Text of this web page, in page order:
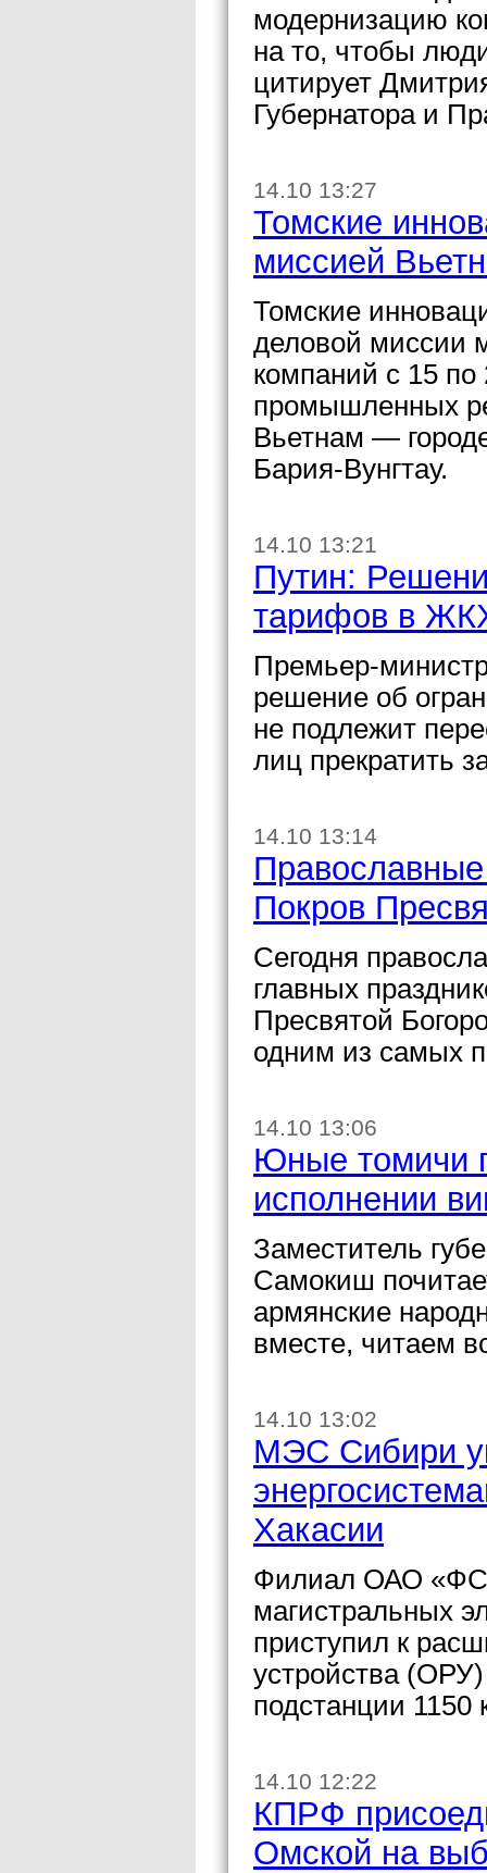
модернизацию
на то, чтобы
цитирует
Губернатора и
14.10 13:27
Томские
миссией
Томские
деловой миссии
компаний с 15 по
промышленных
Вьетнам —
Бария-Вунгтау.
14.10 13:21
Путин:
тарифов в
Премьер-
решение об
не подлежит
лиц прекратить
14.10 13:14
Покров
Сегодня
главных
Пресвятой
одним из самых
14.10 13:06
Юные томичи
исполнении
Заместитель
Самокиш
армянские
вместе, читаем
14.10 13:02
МЭС Сибири
Хакасии
Филиал ОАО
магистральных
приступил к
устройства
подстанции 1150
14.10 12:22
КПРФ
Омской на